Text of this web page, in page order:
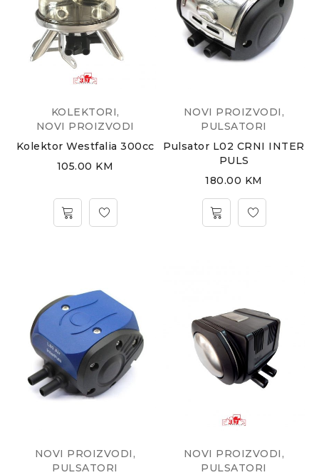
KOLEKTORI,
NOVI PROIZVODI
Kolektor Westfalia 300cc
105.00 KM
NOVI PROIZVODI ,
PULSATORI
Pulsator L02 CRNI INTER
PULS
180.00 KM
NOVI PROIZVODI ,
PULSATORI
NOVI PROIZVODI ,
PULSATORI